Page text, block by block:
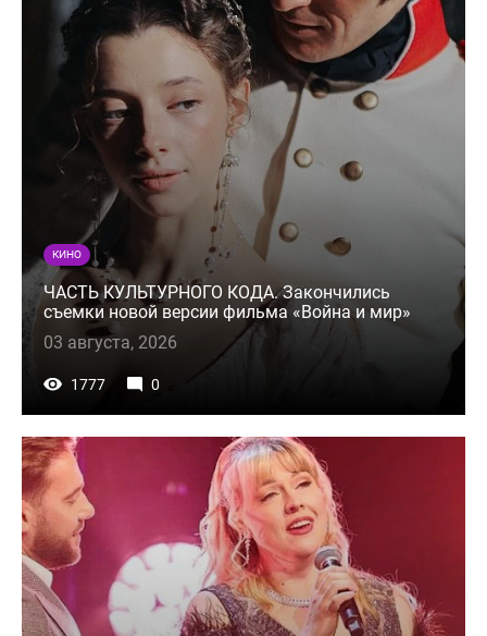
КИНО
ЧАСТЬ КУЛЬТУРНОГО КОДА. Закончились
съемки новой версии фильма «Война и мир»
03 августа, 2026
1777 0